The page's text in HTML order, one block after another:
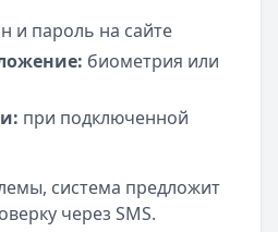
и пароль на сайте
биометрия или
при подключенной
система предложит
через SMS.